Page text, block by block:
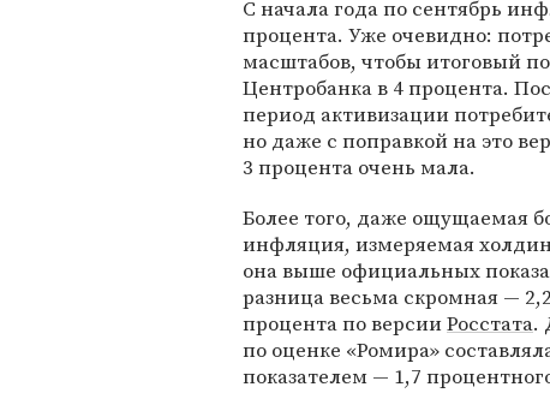
С начала года по сентябрь
процента. Уже очевидно:
масштабов, чтобы итоговый
Центробанка в 4 процента.
период активизации
но даже с поправкой на это
3 процента очень мала.
Более того, даже ощущаемая
инфляция, измеряемая
она выше официальных
разница весьма скромная —
процента по версииРосстата.
по оценке «Ромира»
показателем — 1,7